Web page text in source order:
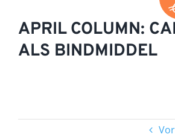
APRIL COLUMN:
ALS BINDMIDDEL